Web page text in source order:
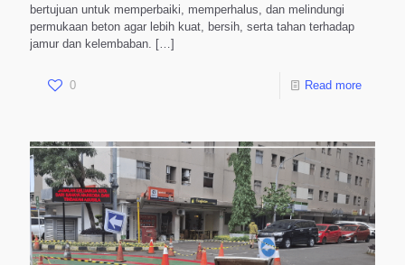
bertujuan untuk memperbaiki, memperhalus, dan melindungi
permukaan beton agar lebih kuat, bersih, serta tahan terhadap
jamur dan kelembaban.
[…]
0 Read more